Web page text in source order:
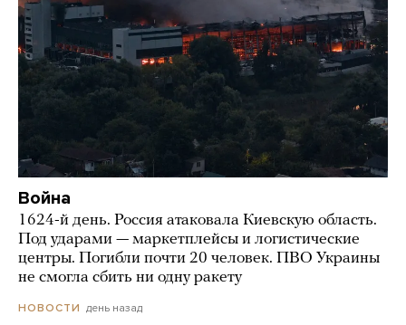
Война
1624-й день. Россия атаковала Киевскую область.
Под ударами — маркетплейсы и логистические
центры. Погибли почти 20 человек. ПВО Украины
не смогла сбить ни одну ракету
НОВОСТИ день назад